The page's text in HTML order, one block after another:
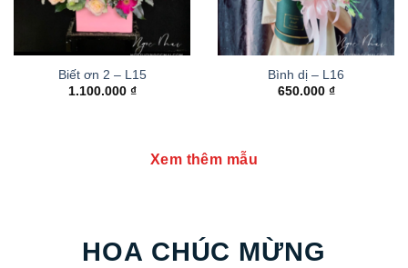
Biết ơn 2 – L15
1.100.000 ₫
Bình dị – L16
650.000 ₫
Xem thêm mẫu
HOA CHÚC MỪNG